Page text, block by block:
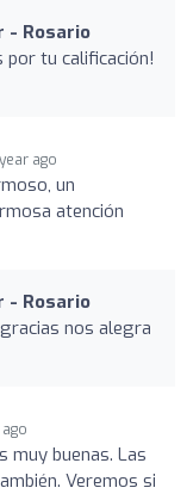
- Rosario
por tu calificación!
ago
un
atención
- Rosario
nos alegra
ago
muy buenas. Las
Veremos si